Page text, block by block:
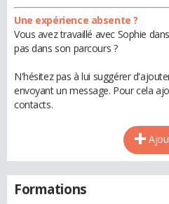
Une expérience absente ?
Vous avez travaillé avec Sophie
pas dans son parcours ?
N'hésitez pas à lui suggérer
envoyant un message. Pour cela
contacts.
Formations